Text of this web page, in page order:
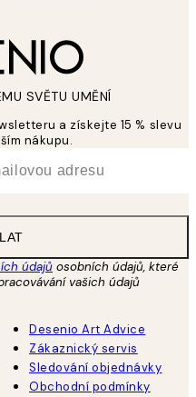
SVĚTU UMĚNÍ
a získejte 15 % slevu
nákupu.
údajů osobních údajů, které
vašich údajů
Desenio Art Advice
Zákaznický servis
Sledování objednávky
Obchodní podmínky